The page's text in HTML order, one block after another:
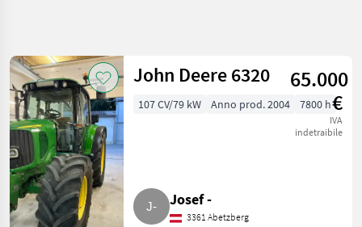
John Deere 6320
65.000
€
IVA
indetraibile
107 CV/79 kW Anno prod. 2004 7800 h
Josef -
3361 Abetzberg